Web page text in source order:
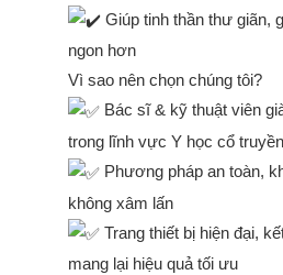
Giúp tinh thần thư giãn,
ngon hơn
Vì sao nên chọn chúng tôi?
Bác sĩ & kỹ thuật viên
trong lĩnh vực Y học cổ truyền
Phương pháp an toàn,
không xâm lấn
Trang thiết bị hiện đại,
mang lại hiệu quả tối ưu